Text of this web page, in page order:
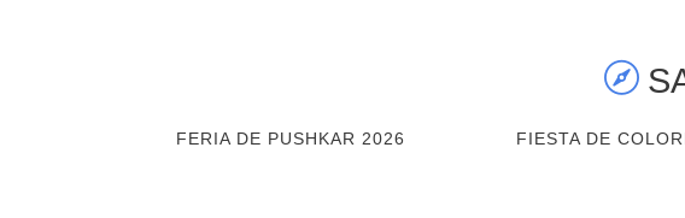
FERIA DE PUSHKAR 2026
FIESTA DE